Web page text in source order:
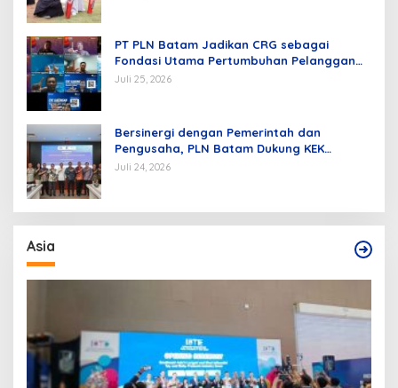
PT PLN Batam Jadikan CRG sebagai
Fondasi Utama Pertumbuhan Pelanggan
dan Pembangunan Infrastruktur
Juli 25, 2026
Bersinergi dengan Pemerintah dan
Pengusaha, PLN Batam Dukung KEK
Tanjung Sauh sebagai Hub Energi Baru
Juli 24, 2026
Asia